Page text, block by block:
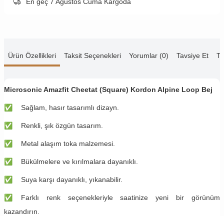
Ürün Özellikleri Taksit Seçenekleri Yorumlar (0) Tavsiye Et
Microsonic Amazfit Cheetat (Square) Kordon Alpine Loop Bej
✅ ​​Sağlam, hasır tasarımlı dizayn.
✅ ​​Renkli, şık özgün tasarım.
✅ ​​Metal alaşım toka malzemesi.
✅ ​​Bükülmelere ve kırılmalara dayanıklı.
✅ ​​Suya karşı dayanıklı, yıkanabilir.
✅ ​​Farklı renk seçenekleriyle saatinize yeni bir görünüm
kazandırın.